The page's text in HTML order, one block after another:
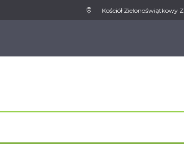
Kościół Zielonoświątkowy